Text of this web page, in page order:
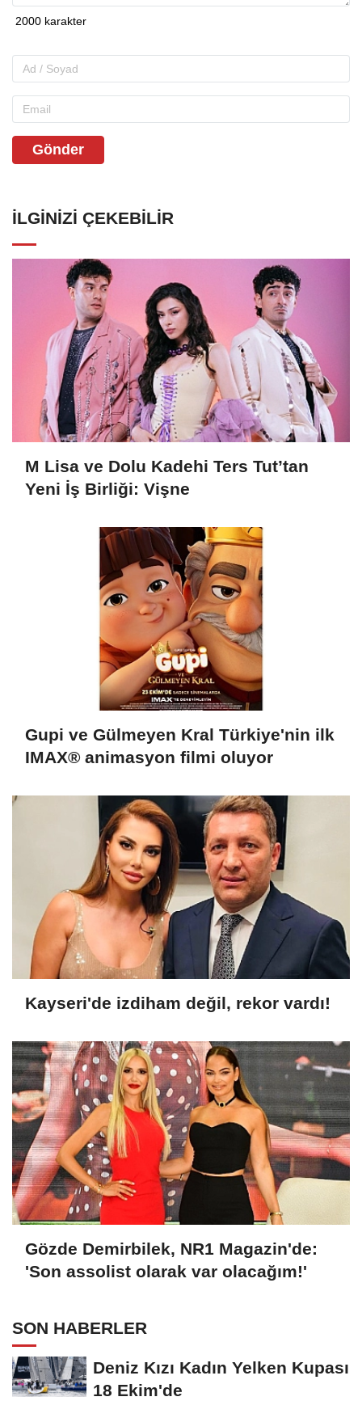
Gönder
İLGINIZI ÇEKEBILIR
M Lisa ve Dolu Kadehi Ters Tut’tan
Yeni İş Birliği: Vişne
Gupi ve Gülmeyen Kral Türkiye'nin ilk
IMAX® animasyon filmi oluyor
Kayseri'de izdiham değil, rekor vardı!
Gözde Demirbilek, NR1 Magazin'de:
'Son assolist olarak var olacağım!'
SON HABERLER
Deniz Kızı Kadın Yelken Kupası
18 Ekim'de